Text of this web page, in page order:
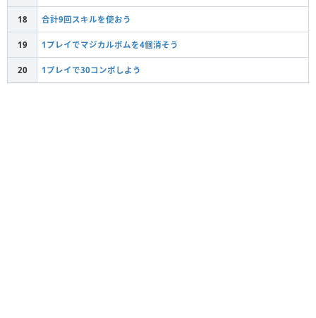
18 合計9回スキルを使おう
19 1プレイでマジカルボムを4個消そう
20 1プレイで30コンボしよう